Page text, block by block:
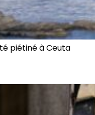
piétiné à Ceuta